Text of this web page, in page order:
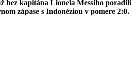
bez kapitána Lionela Messiho poradili
zápase s Indonéziou v pomere 2:0.